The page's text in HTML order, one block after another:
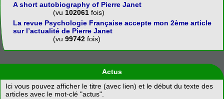
A short autobiography of Pierre Janet
(vu 102061 fois)
La revue Psychologie Française accepte mon 2ème article
sur l’actualité de Pierre Janet
(vu 99742 fois)
Actus
Ici vous pouvez afficher le titre (avec lien) et le début du texte des
articles avec le mot-clé "actus".